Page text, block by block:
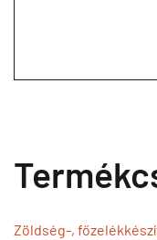
Zöldség-,